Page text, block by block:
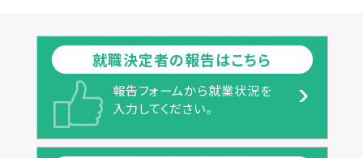
就職決定者の報告はこちら
報告フォームから就業状況を
入力してください。